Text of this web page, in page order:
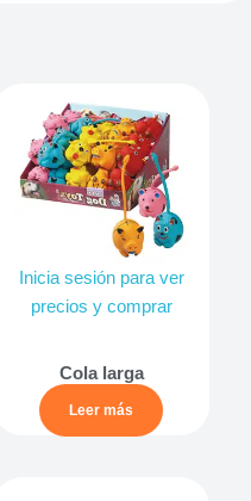
Inicia sesión para ver
precios y comprar
Cola larga
Leer más